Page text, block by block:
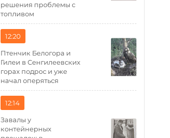
решения проблемы с
топливом
12:20
Птенчик Белогора и
Гилеи в Сенгилеевских
горах подрос и уже
начал оперяться
12:14
Завалы у
контейнерных